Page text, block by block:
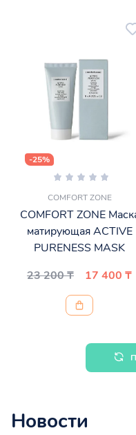
-25%
COMFORT ZONE
COMFORT ZONE
матирующая ACTIVE
PURENESS MASK
23 200 ₸
17 400 ₸
Новости